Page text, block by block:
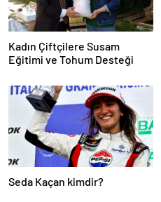
Kadın Çiftçilere Susam
Eğitimi ve Tohum Desteği
Seda Kaçan kimdir?